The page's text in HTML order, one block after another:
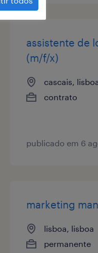
assistente de
(m/f/x)
cascais,
contrato
publicado em 6
marketing
lisboa, lisboa
permanente